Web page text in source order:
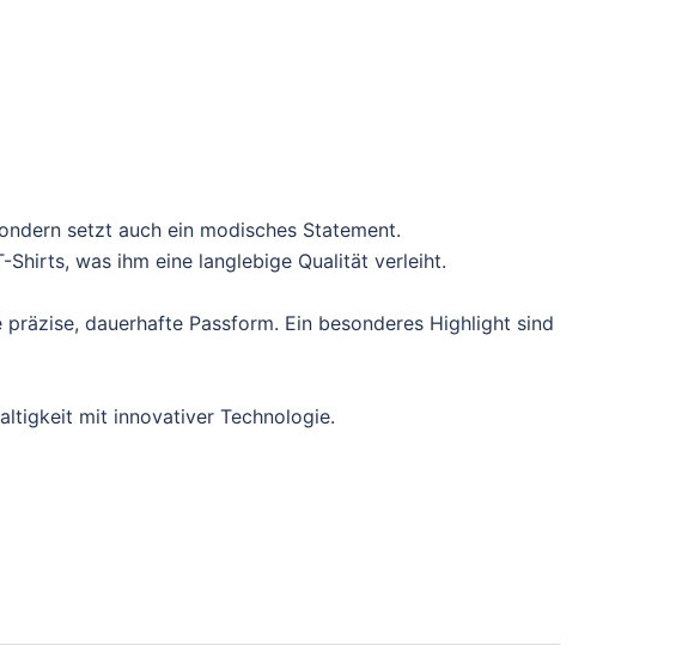
setzt auch ein modisches Statement.
was ihm eine langlebige Qualität verleiht.
dauerhafte Passform. Ein besonderes Highlight sind
mit innovativer Technologie.